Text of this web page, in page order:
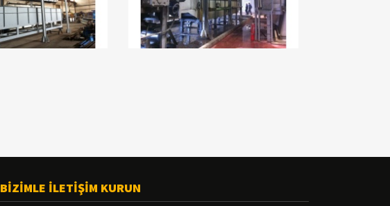
BİZİMLE İLETİŞİM KURUN